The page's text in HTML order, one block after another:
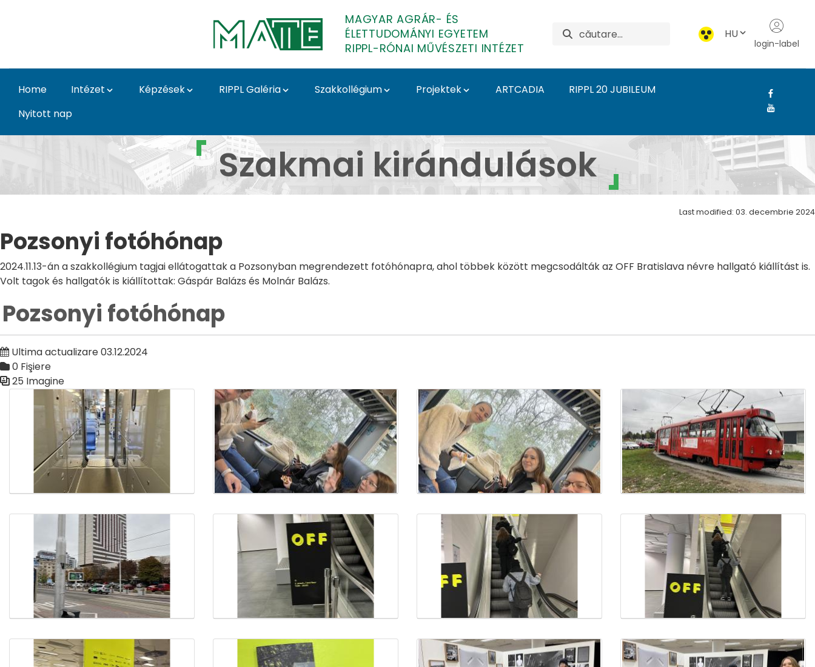
MAGYAR AGRÁR- ÉS
ÉLETTUDOMÁNYI EGYETEM
RIPPL-RÓNAI MŰVÉSZETI INTÉZET
HU
login-label
Home Intézet Képzések RIPPL Galéria Szakkollégium Projektek ARTCADIA
RIPPL 20 JUBILEUM
Nyitott nap
Pozsonyi fotóhónap Zágráb Velence Bécs Bárdudvarnok -
Szakmai kirándulások
Last modified: 03. decembrie 2024
Pozsonyi fotóhónap
2024.11.13-án a szakkollégium tagjai ellátogattak a Pozsonyban megrendezett fotóhónapra, ahol többek között megcsodálták az OFF Bratislava névre hallgató kiállítást is.
Volt tagok és hallgatók is kiállítottak: Gáspár Balázs és Molnár Balázs.
Pozsonyi fotóhónap
Ultima actualizare 03.12.2024
0 Fişiere
25 Imagine
Galerie media